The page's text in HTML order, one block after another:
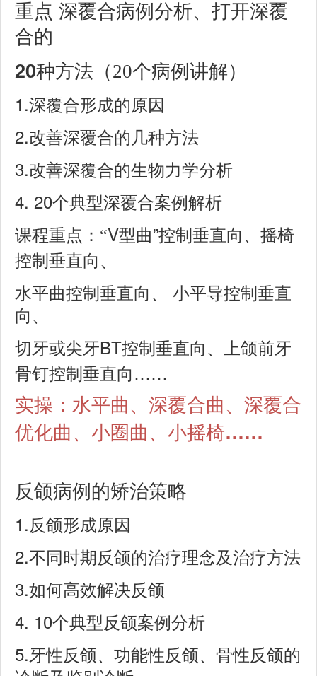
重点 深覆合病例分析、打开深覆
合的
20种方法 （20个病例讲解）
1.深覆合形成的原因
2.改善深覆合的几种方法
3.改善深覆合的生物力学分析
4. 20个典型深覆合案例解析
课程重点： “V型曲”控制垂直向、摇椅
控制垂直向、
水平曲控制垂直向、
小平导控制垂直
向、
切牙或尖牙BT控制垂直向、上颌前牙
骨钉控制垂直向 ……
实操：水平曲、深覆合曲、深覆合
优化曲、小圈曲、小摇椅……
反颌病例的矫治策略
1.反颌形成原因
2.不同时期反颌的治疗理念及治疗方法
3.如何高效解决反颌
4. 10个典型反颌案例分析
5.牙性反颌、功能性反颌、骨性反颌的